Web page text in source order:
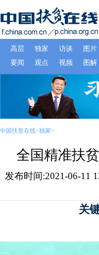
中国扶贫在线>独家>
全国精准扶
发布时间:2021-06-11
关